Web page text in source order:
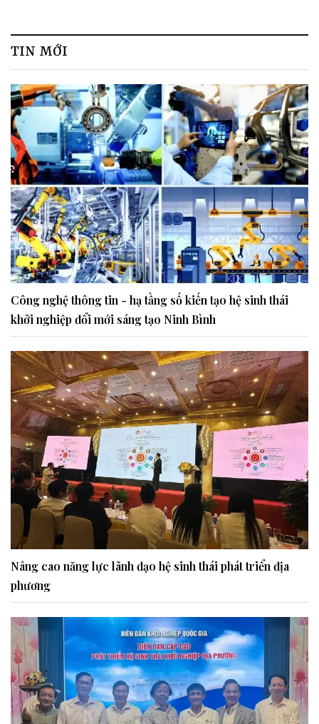
TIN MỚI
Công nghệ thông tin - hạ tầng số kiến tạo hệ sinh thái
khởi nghiệp đổi mới sáng tạo Ninh Bình
Nâng cao năng lực lãnh đạo hệ sinh thái phát triển địa
phương